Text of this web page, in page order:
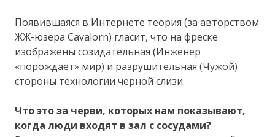
Появившаяся в Интернете теория (за авторством
ЖЖ-юзера Cavalorn) гласит, что на фреске
изображены созидательная (Инженер
«порождает» мир) и разрушительная (Чужой)
стороны технологии черной слизи.
Что это за черви, которых нам показывают,
когда люди входят в зал с сосудами?